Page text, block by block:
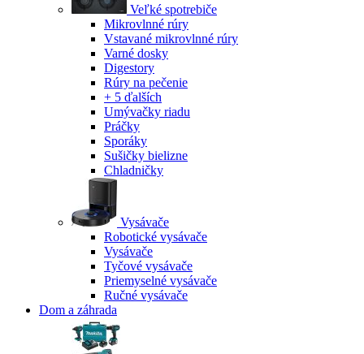
Veľké spotrebiče
Mikrovlnné rúry
Vstavané mikrovlnné rúry
Varné dosky
Digestory
Rúry na pečenie
+ 5 ďalších
Umývačky riadu
Práčky
Sporáky
Sušičky bielizne
Chladničky
Vysávače
Robotické vysávače
Vysávače
Tyčové vysávače
Priemyselné vysávače
Ručné vysávače
Dom a záhrada